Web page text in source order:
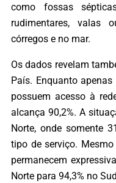
como fossas
rudimentares, valas
córregos e no mar.
Os dados revelam
País. Enquanto
possuem acesso à
alcança 90,2%. A
Norte, onde somente
tipo de serviço.
permanecem
Norte para 94,3% no